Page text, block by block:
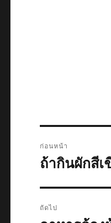
เรื่อง
ก่อนหน้า
เรื่อง
หน้า:
ถ้ากินผักสีเ
ถัดไป